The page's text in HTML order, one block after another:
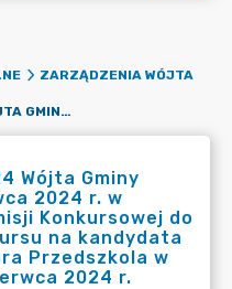
ZARZĄDZENIA WÓJTA
ZARZĄDZENIE NR 75/2024 WÓJTA GMINY RASZYN Z DNIA 03 CZERWCA 2024 R. W SPRAWIE POWOŁANIA KOMISJI KONKURSOWEJ DO PRZEPROWADZENIA KONKURSU NA KANDYDATA NA STANOWISKO DYREKTORA PRZEDSZKOLA W SĘKOCINIE, W DNIU 12 CZERWCA 2024 R.
Wójta Gminy
2024 r. w
Konkursowej do
na kandydata
Przedszkola w
2024 r.